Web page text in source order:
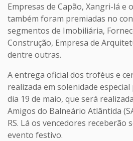
Empresas de Capão, Xangri-lá e
também foram premiadas no
segmentos de Imobiliária,
Construção, Empresa de
dentre outras.
A entrega oficial dos troféus e
realizada em solenidade
dia 19 de maio, que será
Amigos do Balneário Atlântida
RS. Lá os vencedores receberão
evento festivo.